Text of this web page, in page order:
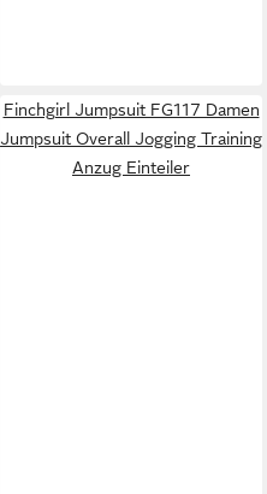
Finchgirl Jumpsuit FG117 Damen
Jumpsuit Overall Jogging Training
Anzug Einteiler